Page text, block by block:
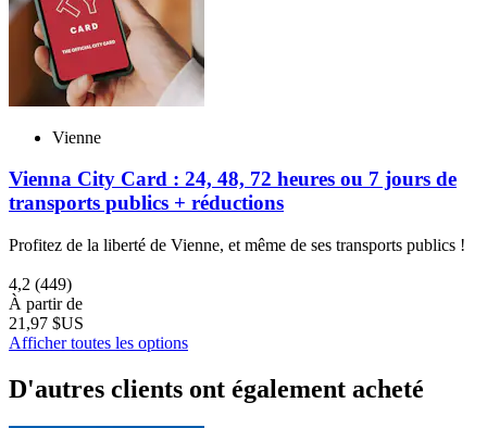
Vienne
Vienna City Card : 24, 48, 72 heures ou 7 jours de
transports publics + réductions
Profitez de la liberté de Vienne, et même de ses transports publics !
4,2 (449)
À partir de
21,97 $US
Afficher toutes les options
D'autres clients ont également acheté